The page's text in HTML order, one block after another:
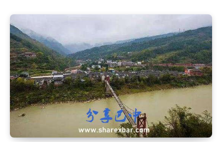
2019.8.9
2019.8.9：旧时通江山区观云、风、日、虹、雾、闪…
2019.8.9：旧时通江山区谚语——丰稔（rěn）歌
2015.8.9：雷辅天墓园
2015.8.9：旧时巴中建房风俗
2015.8.9：巴山游击队之名称考证(上)